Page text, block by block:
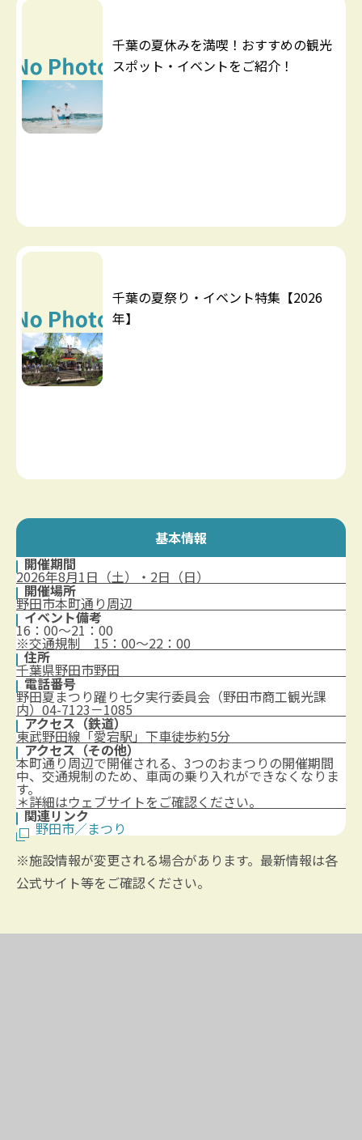
千葉の夏休みを満喫！おすすめの観光
スポット・イベントをご紹介！
千葉の夏祭り・イベント特集【2026
年】
基本情報
開催期間
2026年8月1日（土）・2日（日）
開催場所
野田市本町通り周辺
イベント備考
16：00～21：00
※交通規制 15：00～22：00
住所
千葉県野田市野田
電話番号
野田夏まつり躍り七夕実行委員会（野田市商工観光課
内）04-7123－1085
アクセス（鉄道）
東武野田線「愛宕駅」下車徒歩約5分
アクセス（その他）
本町通り周辺で開催される、3つのおまつりの開催期間
中、交通規制のため、車両の乗り入れができなくなりま
す。
＊詳細はウェブサイトをご確認ください。
関連リンク
野田市／まつり
※施設情報が変更される場合があります。最新情報は各
公式サイト等をご確認ください。